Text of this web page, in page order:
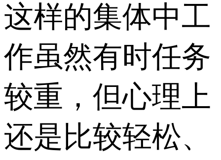
这样的集体中工
作虽然有时任务
较重，但心理上
还是比较轻松、